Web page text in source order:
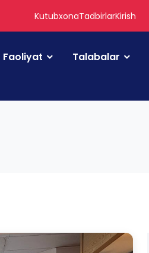
KutubxonaTadbirlarKirish
Faoliyat Talabalar